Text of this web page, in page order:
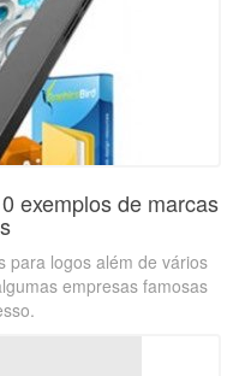
exemplos de marcas
para logos além de vários
empresas famosas